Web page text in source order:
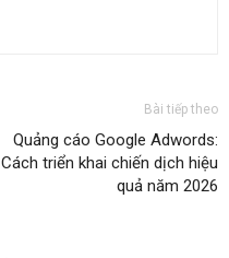
Bài tiếp theo
Quảng cáo Google Adwords:
Cách triển khai chiến dịch hiệu
quả năm 2026